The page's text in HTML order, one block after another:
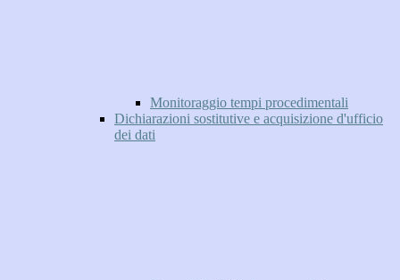
Monitoraggio tempi procedimentali
Dichiarazioni sostitutive e acquisizione d'ufficio
dei dati